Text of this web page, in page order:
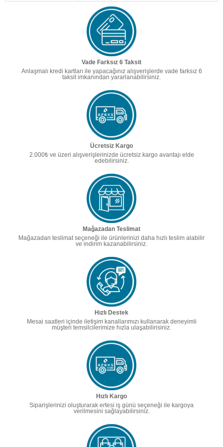
Vade Farksız 6 Taksit
Anlaşmalı kredi kartları ile yapacağınız alışverişlerde vade farksız 6
taksit imkanından yararlanabilirsiniz.
Ücretsiz Kargo
2.000₺ ve üzeri alışverişlerinizde ücretsiz kargo avantajı elde
edebilirsiniz.
Mağazadan Teslimat
Mağazadan teslimat seçeneği ile ürünlerinizi daha hızlı teslim alabilir
ve indirim kazanabilirsiniz.
Hızlı Destek
Mesai saatleri içinde iletişim kanallarımızı kullanarak deneyimli
müşteri temsilcilerimize hızla ulaşabilirisiniz.
Hızlı Kargo
Siparişlerinizi oluşturarak ertesi iş günü seçeneği ile kargoya
verilmesini sağlayabilirsiniz.